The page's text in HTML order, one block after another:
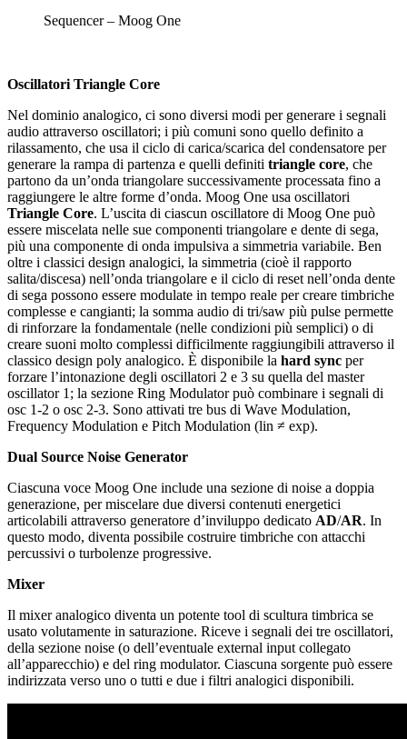
Sequencer – Moog One
Oscillatori Triangle Core
Nel dominio analogico, ci sono diversi modi per generare i segnali
audio attraverso oscillatori; i più comuni sono quello definito a
rilassamento, che usa il ciclo di carica/scarica del condensatore per
generare la rampa di partenza e quelli definiti triangle core, che
partono da un’onda triangolare successivamente processata fino a
raggiungere le altre forme d’onda. Moog One usa oscillatori
Triangle Core. L’uscita di ciascun oscillatore di Moog One può
essere miscelata nelle sue componenti triangolare e dente di sega,
più una componente di onda impulsiva a simmetria variabile. Ben
oltre i classici design analogici, la simmetria (cioè il rapporto
salita/discesa) nell’onda triangolare e il ciclo di reset nell’onda dente
di sega possono essere modulate in tempo reale per creare timbriche
complesse e cangianti; la somma audio di tri/saw più pulse permette
di rinforzare la fondamentale (nelle condizioni più semplici) o di
creare suoni molto complessi difficilmente raggiungibili attraverso il
classico design poly analogico. È disponibile la hard sync per
forzare l’intonazione degli oscillatori 2 e 3 su quella del master
oscillator 1; la sezione Ring Modulator può combinare i segnali di
osc 1-2 o osc 2-3. Sono attivati tre bus di Wave Modulation,
Frequency Modulation e Pitch Modulation (lin ≠ exp).
Dual Source Noise Generator
Ciascuna voce Moog One include una sezione di noise a doppia
generazione, per miscelare due diversi contenuti energetici
articolabili attraverso generatore d’inviluppo dedicato AD/AR. In
questo modo, diventa possibile costruire timbriche con attacchi
percussivi o turbolenze progressive.
Mixer
Il mixer analogico diventa un potente tool di scultura timbrica se
usato volutamente in saturazione. Riceve i segnali dei tre oscillatori,
della sezione noise (o dell’eventuale external input collegato
all’apparecchio) e del ring modulator. Ciascuna sorgente può essere
indirizzata verso uno o tutti e due i filtri analogici disponibili.